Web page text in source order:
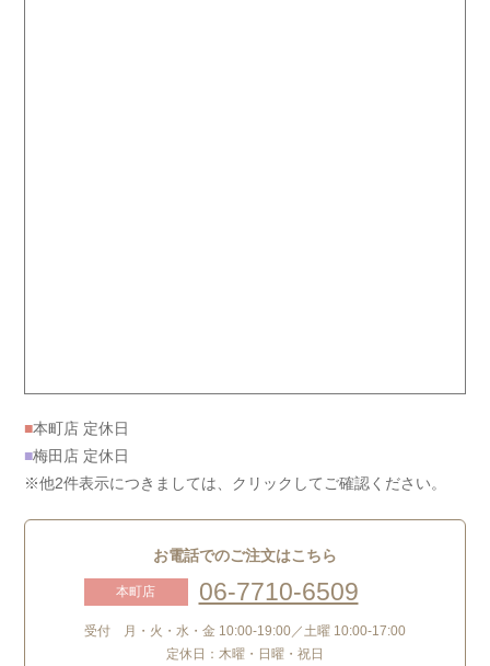
■本町店 定休日
■梅田店 定休日
※他2件表示につきましては、クリックしてご確認ください。
お電話でのご注文はこちら
本町店 06-7710-6509
受付 月・火・水・金 10:00-19:00／土曜 10:00-17:00
定休日：木曜・日曜・祝日